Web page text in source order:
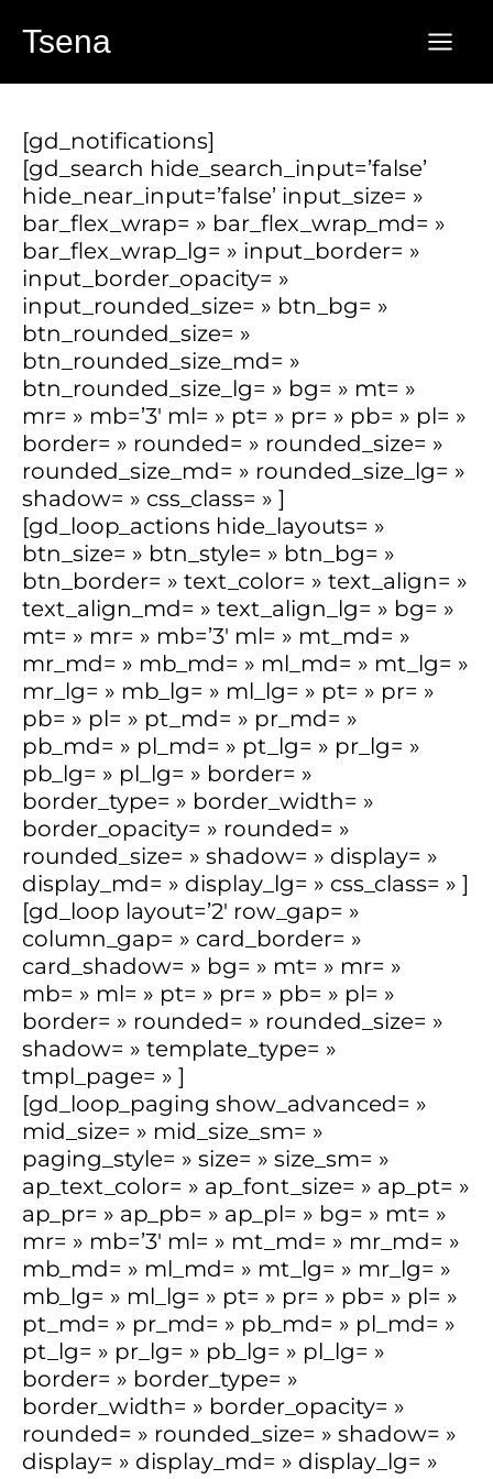
auTsena
[gd_notifications]
[gd_search hide_search_input=’false’
hide_near_input=’false’ input_size= »
bar_flex_wrap= » bar_flex_wrap_md= »
bar_flex_wrap_lg= » input_border= »
input_border_opacity= »
input_rounded_size= » btn_bg= »
btn_rounded_size= »
btn_rounded_size_md= »
btn_rounded_size_lg= » bg= » mt= »
mr= » mb=’3′ ml= » pt= » pr= » pb= » pl= »
border= » rounded= » rounded_size= »
rounded_size_md= » rounded_size_lg= »
shadow= » css_class= » ]
[gd_loop_actions hide_layouts= »
btn_size= » btn_style= » btn_bg= »
btn_border= » text_color= » text_align= »
text_align_md= » text_align_lg= » bg= »
mt= » mr= » mb=’3′ ml= » mt_md= »
mr_md= » mb_md= » ml_md= » mt_lg= »
mr_lg= » mb_lg= » ml_lg= » pt= » pr= »
pb= » pl= » pt_md= » pr_md= »
pb_md= » pl_md= » pt_lg= » pr_lg= »
pb_lg= » pl_lg= » border= »
border_type= » border_width= »
border_opacity= » rounded= »
rounded_size= » shadow= » display= »
display_md= » display_lg= » css_class= » ]
[gd_loop layout=’2′ row_gap= »
column_gap= » card_border= »
card_shadow= » bg= » mt= » mr= »
mb= » ml= » pt= » pr= » pb= » pl= »
border= » rounded= » rounded_size= »
shadow= » template_type= »
tmpl_page= » ]
[gd_loop_paging show_advanced= »
mid_size= » mid_size_sm= »
paging_style= » size= » size_sm= »
ap_text_color= » ap_font_size= » ap_pt= »
ap_pr= » ap_pb= » ap_pl= » bg= » mt= »
mr= » mb=’3′ ml= » mt_md= » mr_md= »
mb_md= » ml_md= » mt_lg= » mr_lg= »
mb_lg= » ml_lg= » pt= » pr= » pb= » pl= »
pt_md= » pr_md= » pb_md= » pl_md= »
pt_lg= » pr_lg= » pb_lg= » pl_lg= »
border= » border_type= »
border_width= » border_opacity= »
rounded= » rounded_size= » shadow= »
display= » display_md= » display_lg= »